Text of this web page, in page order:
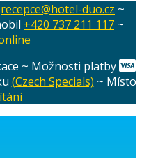
recepce@hotel-duo.cz ~
+420 737 211 117 ~
~ Možnosti platby
(Czech Specials) ~ Místo